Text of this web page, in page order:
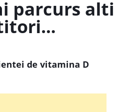
parcurs alti
de vitamina D